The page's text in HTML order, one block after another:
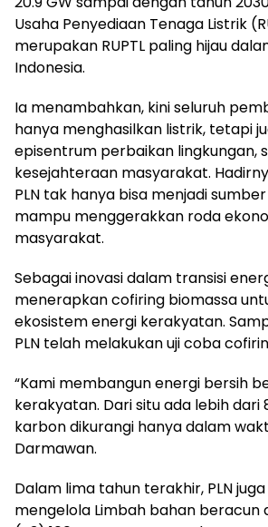
Usaha Penyediaan Tenaga Listrik
merupakan RUPTL paling hijau
Indonesia.
Ia menambahkan, kini seluruh
hanya menghasilkan listrik, tetapi
episentrum perbaikan lingkungan,
kesejahteraan masyarakat.
PLN tak hanya bisa menjadi
mampu menggerakkan roda
masyarakat.
Sebagai inovasi dalam transisi
menerapkan cofiring biomassa
ekosistem energi kerakyatan.
PLN telah melakukan uji coba
“Kami membangun energi bersih
kerakyatan. Dari situ ada lebih dari
karbon dikurangi hanya dalam
Darmawan.
Dalam lima tahun terakhir, PLN
mengelola Limbah bahan beracun